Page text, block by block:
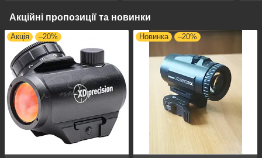
Акційні пропозиції та новинки
Акція –20% Новинка –20%